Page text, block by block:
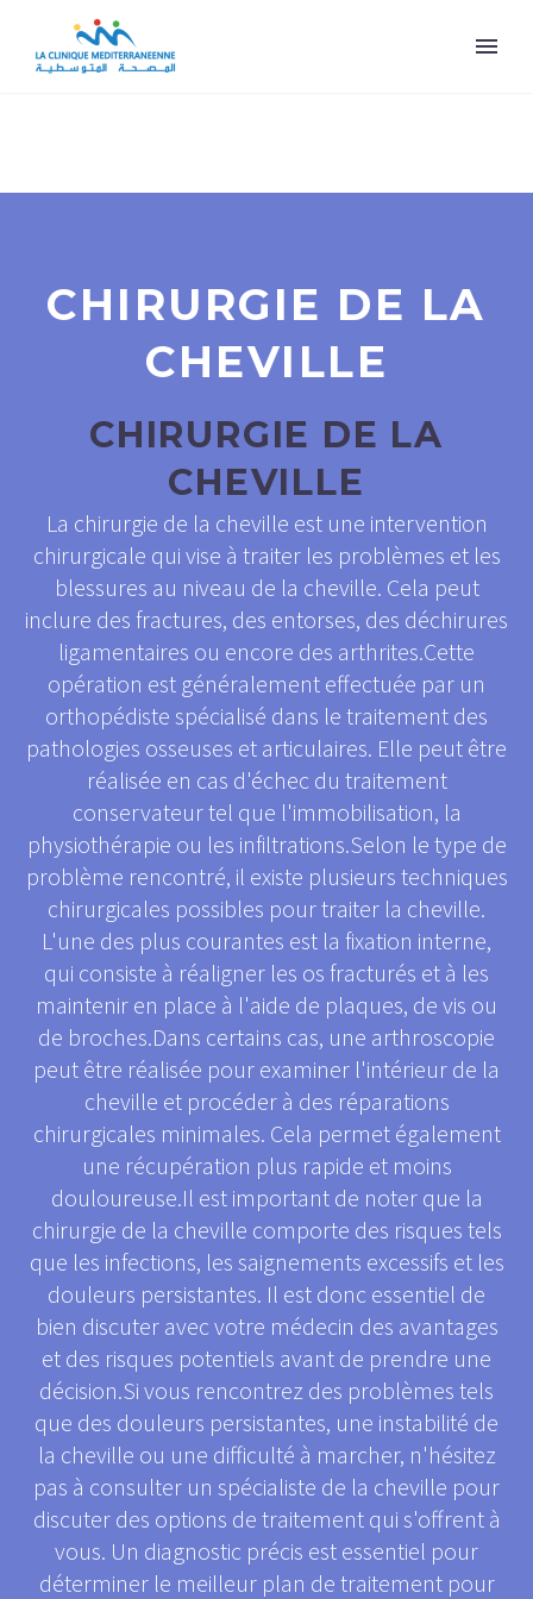
CHIRURGIE DE LA
CHEVILLE
CHIRURGIE DE LA
CHEVILLE
La chirurgie de la cheville est une intervention
chirurgicale qui vise à traiter les problèmes et les
blessures au niveau de la cheville. Cela peut
inclure des fractures, des entorses, des déchirures
ligamentaires ou encore des arthrites.Cette
opération est généralement effectuée par un
orthopédiste spécialisé dans le traitement des
pathologies osseuses et articulaires. Elle peut être
réalisée en cas d'échec du traitement
conservateur tel que l'immobilisation, la
physiothérapie ou les infiltrations.Selon le type de
problème rencontré, il existe plusieurs techniques
chirurgicales possibles pour traiter la cheville.
L'une des plus courantes est la fixation interne,
qui consiste à réaligner les os fracturés et à les
maintenir en place à l'aide de plaques, de vis ou
de broches.Dans certains cas, une arthroscopie
peut être réalisée pour examiner l'intérieur de la
cheville et procéder à des réparations
chirurgicales minimales. Cela permet également
une récupération plus rapide et moins
douloureuse.Il est important de noter que la
chirurgie de la cheville comporte des risques tels
que les infections, les saignements excessifs et les
douleurs persistantes. Il est donc essentiel de
bien discuter avec votre médecin des avantages
et des risques potentiels avant de prendre une
décision.Si vous rencontrez des problèmes tels
que des douleurs persistantes, une instabilité de
la cheville ou une difficulté à marcher, n'hésitez
pas à consulter un spécialiste de la cheville pour
discuter des options de traitement qui s'offrent à
vous. Un diagnostic précis est essentiel pour
déterminer le meilleur plan de traitement pour